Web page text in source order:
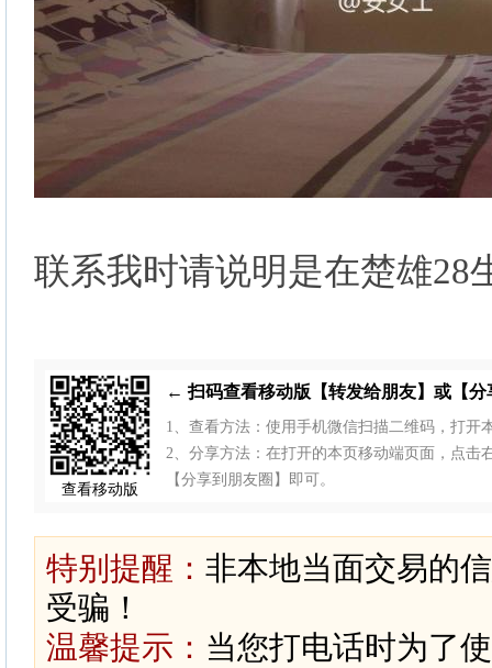
联系我时请说明是在楚雄28
查看移动版
← 扫码查看移动版【转发给朋友】或【分
1、查看方法：使用手机微信扫描二维码，打开
2、分享方法：在打开的本页移动端页面，点击
【分享到朋友圈】即可。
特别提醒： 非本地当面交易的
受骗！
温馨提示： 当您打电话时为了